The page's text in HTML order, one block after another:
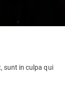
sunt in culpa qui